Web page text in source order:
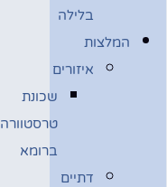
בלילה
המלצות
איזורים
שכונת
טרסטוורה
ברומא
דתיים